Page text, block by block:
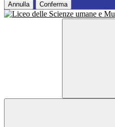
Annulla Conferma